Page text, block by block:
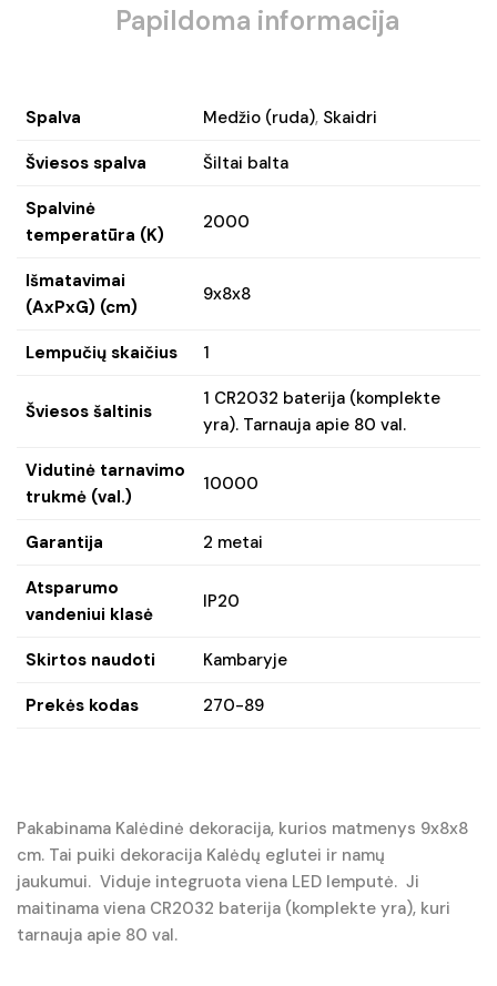
Papildoma informacija
Spalva Medžio (ruda), Skaidri
Šviesos spalva Šiltai balta
Spalvinė
temperatūra (K)
2000
Išmatavimai
(AxPxG) (cm)
9x8x8
Lempučių skaičius 1
Šviesos šaltinis
1 CR2032 baterija (komplekte
yra). Tarnauja apie 80 val.
Vidutinė tarnavimo
trukmė (val.)
10000
Garantija 2 metai
Atsparumo
vandeniui klasė
IP20
Skirtos naudoti Kambaryje
Prekės kodas 270-89
Pakabinama Kalėdinė dekoracija, kurios matmenys 9x8x8
cm. Tai puiki dekoracija Kalėdų eglutei ir namų
jaukumui. Viduje integruota viena LED lemputė. Ji
maitinama viena CR2032 baterija (komplekte yra), kuri
tarnauja apie 80 val.